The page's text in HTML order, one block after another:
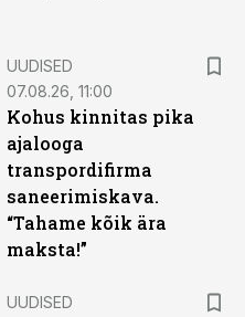
UUDISED
07.08.26, 11:00
Kohus kinnitas pika
ajalooga
transpordifirma
saneerimiskava.
“Tahame kõik ära
maksta!”
UUDISED